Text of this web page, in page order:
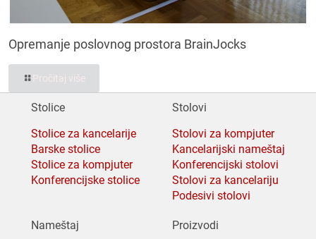
Opremanje poslovnog prostora BrainJocks
Pročitaj više
Stolice
Stolice za kancelarije
Barske stolice
Stolice za kompjuter
Konferencijske stolice
Stolovi
Stolovi za kompjuter
Kancelarijski nameštaj
Konferencijski stolovi
Stolovi za kancelariju
Podesivi stolovi
Nameštaj
Proizvodi